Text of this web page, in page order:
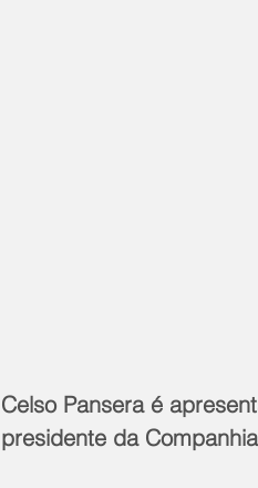
Celso Pansera é
presidente da